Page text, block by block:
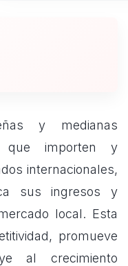
y medianas
que importen y
internacionales,
sus ingresos y
local. Esta
promueve
al crecimiento